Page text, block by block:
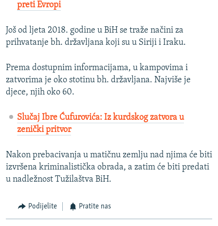
preti Evropi
Još od ljeta 2018. godine u BiH se traže načini za
prihvatanje bh. državljana koji su u Siriji i Iraku.
Prema dostupnim informacijama, u kampovima i
zatvorima je oko stotinu bh. državljana. Najviše je
djece, njih oko 60.
Slučaj Ibre Ćufurovića: Iz kurdskog zatvora u
zenički pritvor
Nakon prebacivanja u matičnu zemlju nad njima će biti
izvršena kriminalistička obrada, a zatim će biti predati
u nadležnost Tužilaštva BiH.
Podijelite Pratite nas